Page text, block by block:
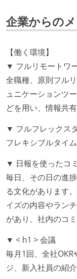
取締役（社内
経営トップが
アである
社外から登壇
が在籍している
エンジニアが
最新技術を追
れ、参加者が
Slack等で、最
している
開発メンバー
設計・実装か
の境界を超え
いく姿勢が根
OS やエディタ
企業からの
【働く環境】
▼ フルリモートワ
全職種、原則フル
ュニケーションツ
どを用い、情報共
▼ フルフレックス
フレキシブルタイ
▼ 日報を使ったコ
毎日、その日の進
る文化があります
イズの内容やラン
があり、社内のコ
▼ < h1 > 会議
毎月1回、全社
ジ、新入社員の紹